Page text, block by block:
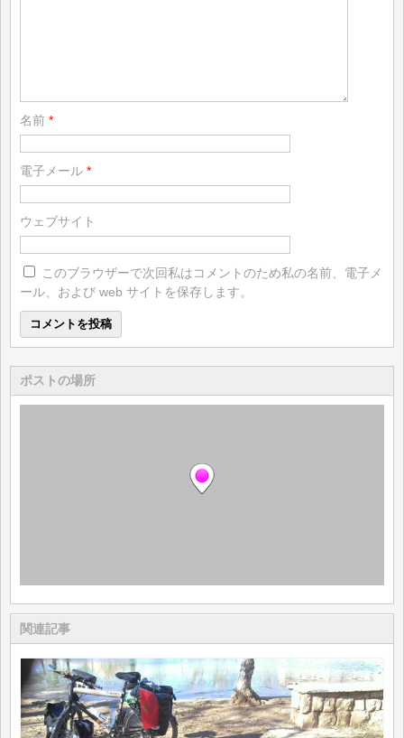
名前 *
電子メール *
ウェブサイト
このブラウザーで次回私はコメントのため私の名前、電子メ
ール、および web サイトを保存します。
ポストの場所
関連記事